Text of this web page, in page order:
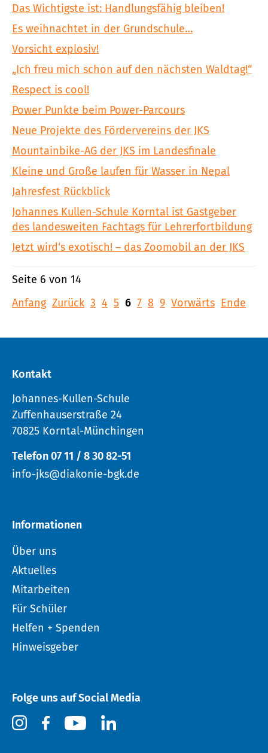
Das Wichtigste ist: Handlungsfähig bleiben!
Es weihnachtet in der Grundschule…
Vorsicht explosiv!
„Ich freu mich schon auf den nächsten Waldtag!“
Respect is cool!
Power Punkte beim Power-Parcours
Neue Projekte des Fördervereins der JKS
Mountainbike-AG der JKS im Landesfinale
Kleine und Große laufen für Wasser in Nepal
Jahresfest Rückblick
Johannes Kullen-Schule Korntal ist Gastgeber
des landesweiten Fachtags für Lehrerfortbildung
Jetzt wird‘s exotisch! – das Zoomobil an der JKS
Seite 6 von 14
Anfang Zurück 3 4 5 6 7 8 9 Vorwärts Ende
Kontakt
Johannes-Kullen-Schule
Zuffenhauserstraße 24
70825 Korntal-Münchingen
Telefon 07 11 / 8 30 82-51
info-jks@diakonie-bgk.de
Informationen
Über uns
Aktuelles
Mitarbeiten
Für Schüler
Helfen + Spenden
Hinweisgeber
Folge uns auf Social Media